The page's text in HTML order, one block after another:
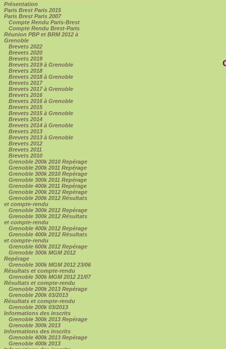
Présentation
Paris Brest Paris 2015
Paris Brest Paris 2007
Compte Rendu Paris-Brest
Compte Rendu Brest-Paris
Réunion PBP et BRM 2012 à
Grenoble
Brevets 2022
Brevets 2020
Brevets 2019
Brevets 2019 à Grenoble
Brevets 2018
Brevets 2018 à Grenoble
Brevets 2017
Brevets 2017 à Grenoble
Brevets 2016
Brevets 2016 à Grenoble
Brevets 2015
Brevets 2015 à Grenoble
Brevets 2014
Brevets 2014 à Grenoble
Brevets 2013
Brevets 2013 à Grenoble
Brevets 2012
Brevets 2011
Brevets 2010
Grenoble 200k 2010 Repérage
Grenoble 200k 2011 Repérage
Grenoble 300k 2010 Repérage
Grenoble 300k 2011 Repérage
Grenoble 400k 2011 Repérage
Grenoble 200k 2012 Repérage
Grenoble 200k 2012 Résultats
et compte-rendu
Grenoble 300k 2012 Repérage
Grenoble 300k 2012 Résultats
et compte-rendu
Grenoble 400k 2012 Repérage
Grenoble 400k 2012 Résultats
et compte-rendu
Grenoble 600k 2012 Repérage
Grenoble 300k MGM 2012
Repérage
Grenoble 300k MGM 2012 23/06
Résultats et compte-rendu
Grenoble 300k MGM 2012 21/07
Résultats et compte-rendu
Grenoble 200k 2013 Repérage
Grenoble 200k 03/2013
Résultats et compte-rendu
Grenoble 200k 03/2013
Informations des inscrits
Grenoble 300k 2013 Repérage
Grenoble 300k 2013
Informations des inscrits
Grenoble 400k 2013 Repérage
Grenoble 400k 2013